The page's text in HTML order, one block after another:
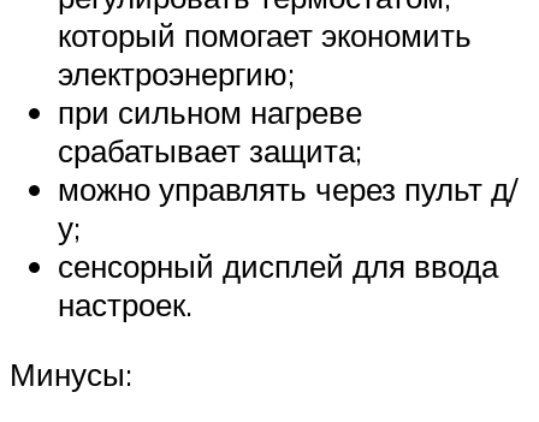
который помогает экономить
электроэнергию;
при сильном нагреве
срабатывает защита;
можно управлять через пульт д/
у;
сенсорный дисплей для ввода
настроек.
Минусы: